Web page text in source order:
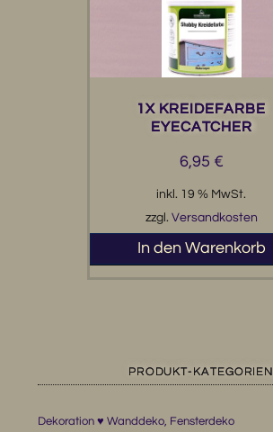
1X KREIDEFARBE
EYECATCHER
6,95 €
inkl. 19 % MwSt.
zzgl. Versandkosten
In den Warenkorb
PRODUKT-KATEGORIEN
Dekoration ♥ Wanddeko, Fensterdeko